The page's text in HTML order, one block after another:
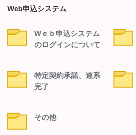
Web申込システム
Wｅｂ申込システム
のログインについて
特定契約承諾、連系
完了
その他